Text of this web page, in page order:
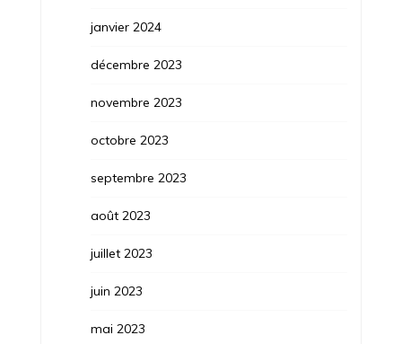
janvier 2024
décembre 2023
novembre 2023
octobre 2023
septembre 2023
août 2023
juillet 2023
juin 2023
mai 2023